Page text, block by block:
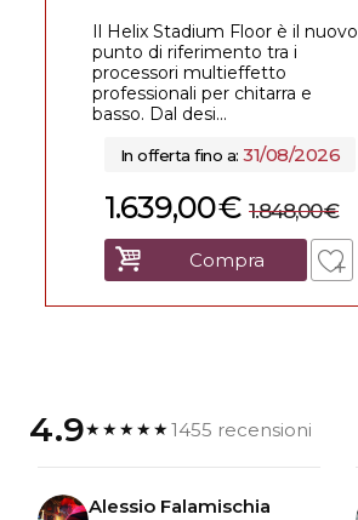
Il Helix Stadium Floor è il nuovo
punto di riferimento tra i
processori multieffetto
professionali per chitarra e
basso. Dal desi...
In offerta fino a:31/08/2026
€
1.639,00 €
1.848,00
Compra
4.9★★★★★1455 recensioni
Alessio Falamischia